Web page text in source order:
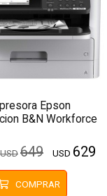
Envío gratis (Ver
Epson
B&N Workforce
- Wifi, Red,
Cara, ADF
USD649 USD 629
COMPRAR